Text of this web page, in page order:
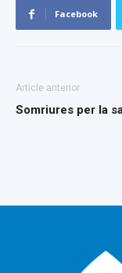
Facebook
Article anterior
Somriures per la